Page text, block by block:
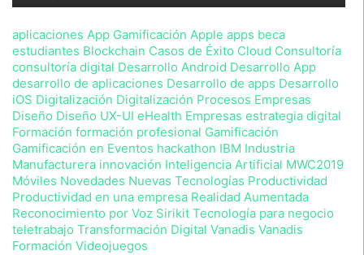
Política
de
Privacidad
,
sin
perjuicio
de
que
en
cualquier
momento
podrá
ejercitar
sus
derechos
con
aplicaciones App Gamificación Apple apps beca
estudiantes Blockchain Casos de Éxito Cloud Consultoría
consultoría digital Desarrollo Android Desarrollo App
desarrollo de aplicaciones Desarrollo de apps Desarrollo
iOS Digitalización Digitalización Procesos Empresas
Diseño Diseño UX-UI eHealth Empresas estrategia digital
Formación formación profesional Gamificación
Gamificación en Eventos hackathon IBM Industria
Manufacturera innovación Inteligencia Artificial MWC2019
Móviles Novedades Nuevas Tecnologías Productividad
Productividad en una empresa Realidad Aumentada
Reconocimiento por Voz Sirikit Tecnología para negocio
teletrabajo Transformación Digital Vanadis Vanadis
Formación Videojuegos